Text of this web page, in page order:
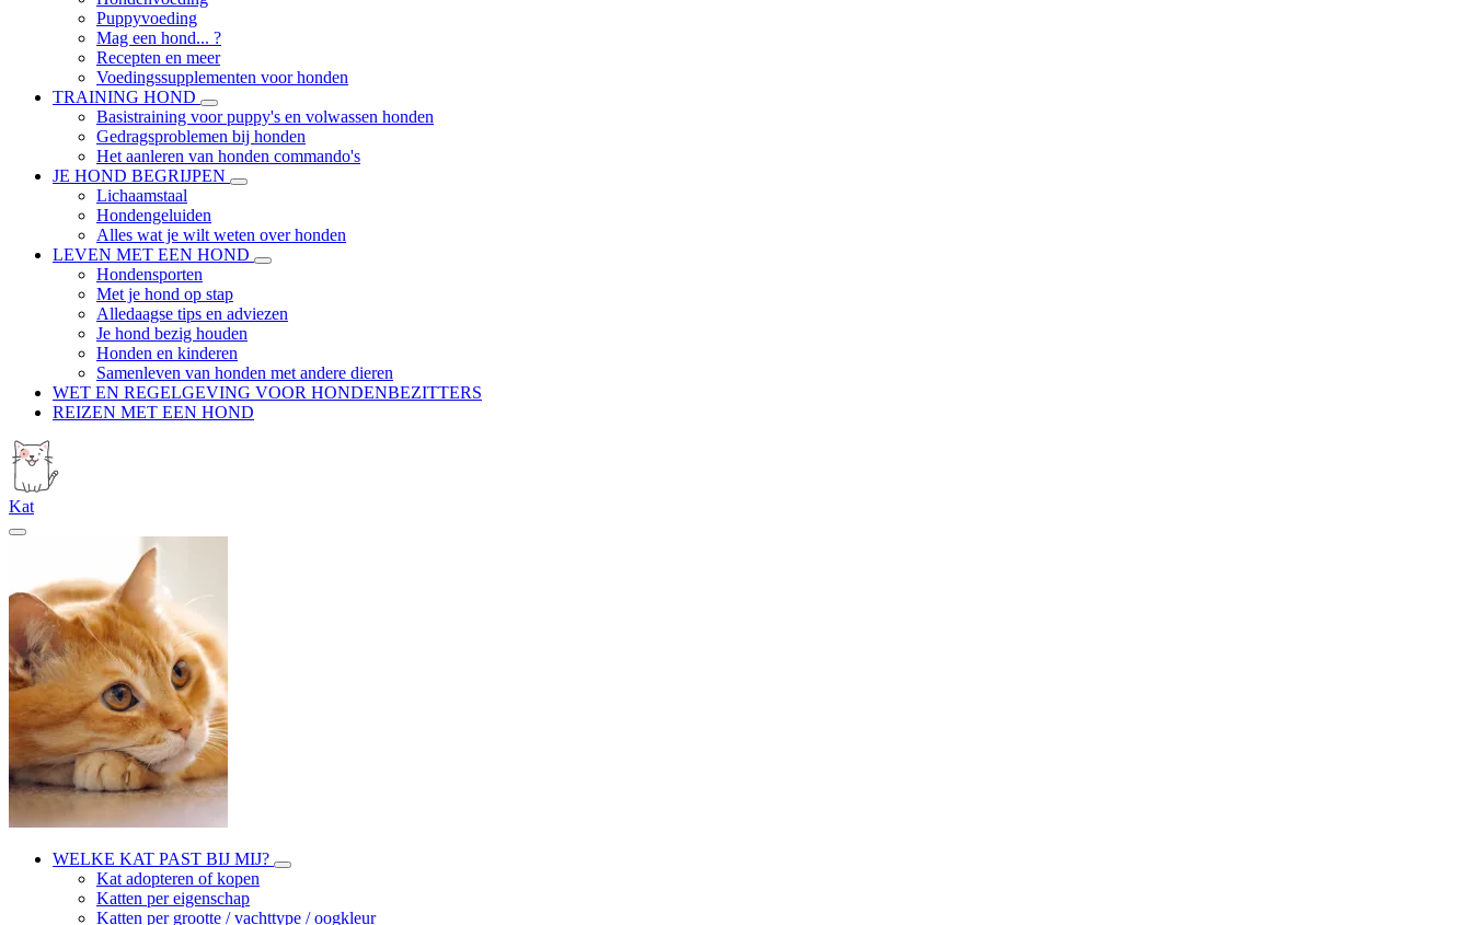
Puppyvoeding
Mag een hond... ?
Recepten en meer
Voedingssupplementen voor honden
TRAINING HOND
Basistraining voor puppy's en volwassen honden
Gedragsproblemen bij honden
Het aanleren van honden commando's
JE HOND BEGRIJPEN
Lichaamstaal
Hondengeluiden
Alles wat je wilt weten over honden
LEVEN MET EEN HOND
Hondensporten
Met je hond op stap
Alledaagse tips en adviezen
Je hond bezig houden
Honden en kinderen
Samenleven van honden met andere dieren
WET EN REGELGEVING VOOR HONDENBEZITTERS
REIZEN MET EEN HOND
Kat
WELKE KAT PAST BIJ MIJ?
Kat adopteren of kopen
Katten per eigenschap
Katten per grootte / vachttype / oogkleur